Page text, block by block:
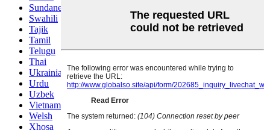
Sundanese
Swahili
Tajik
Tamil
Telugu
Thai
Ukrainian
Urdu
Uzbek
Vietnamese
Welsh
Xhosa